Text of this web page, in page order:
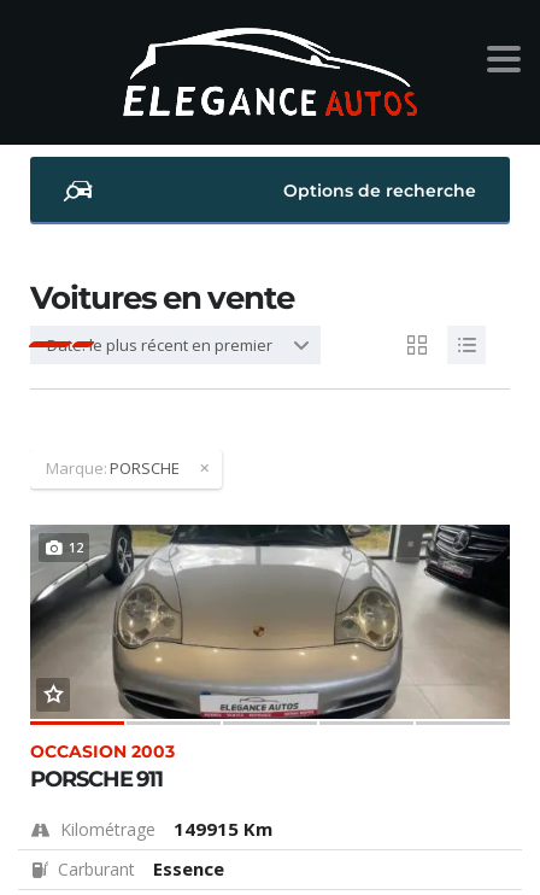
Options de recherche
Voitures en vente
Date: le plus récent en premier
Marque:PORSCHE
12
OCCASION 2003
PORSCHE 911
Kilométrage 149915 Km
Carburant Essence